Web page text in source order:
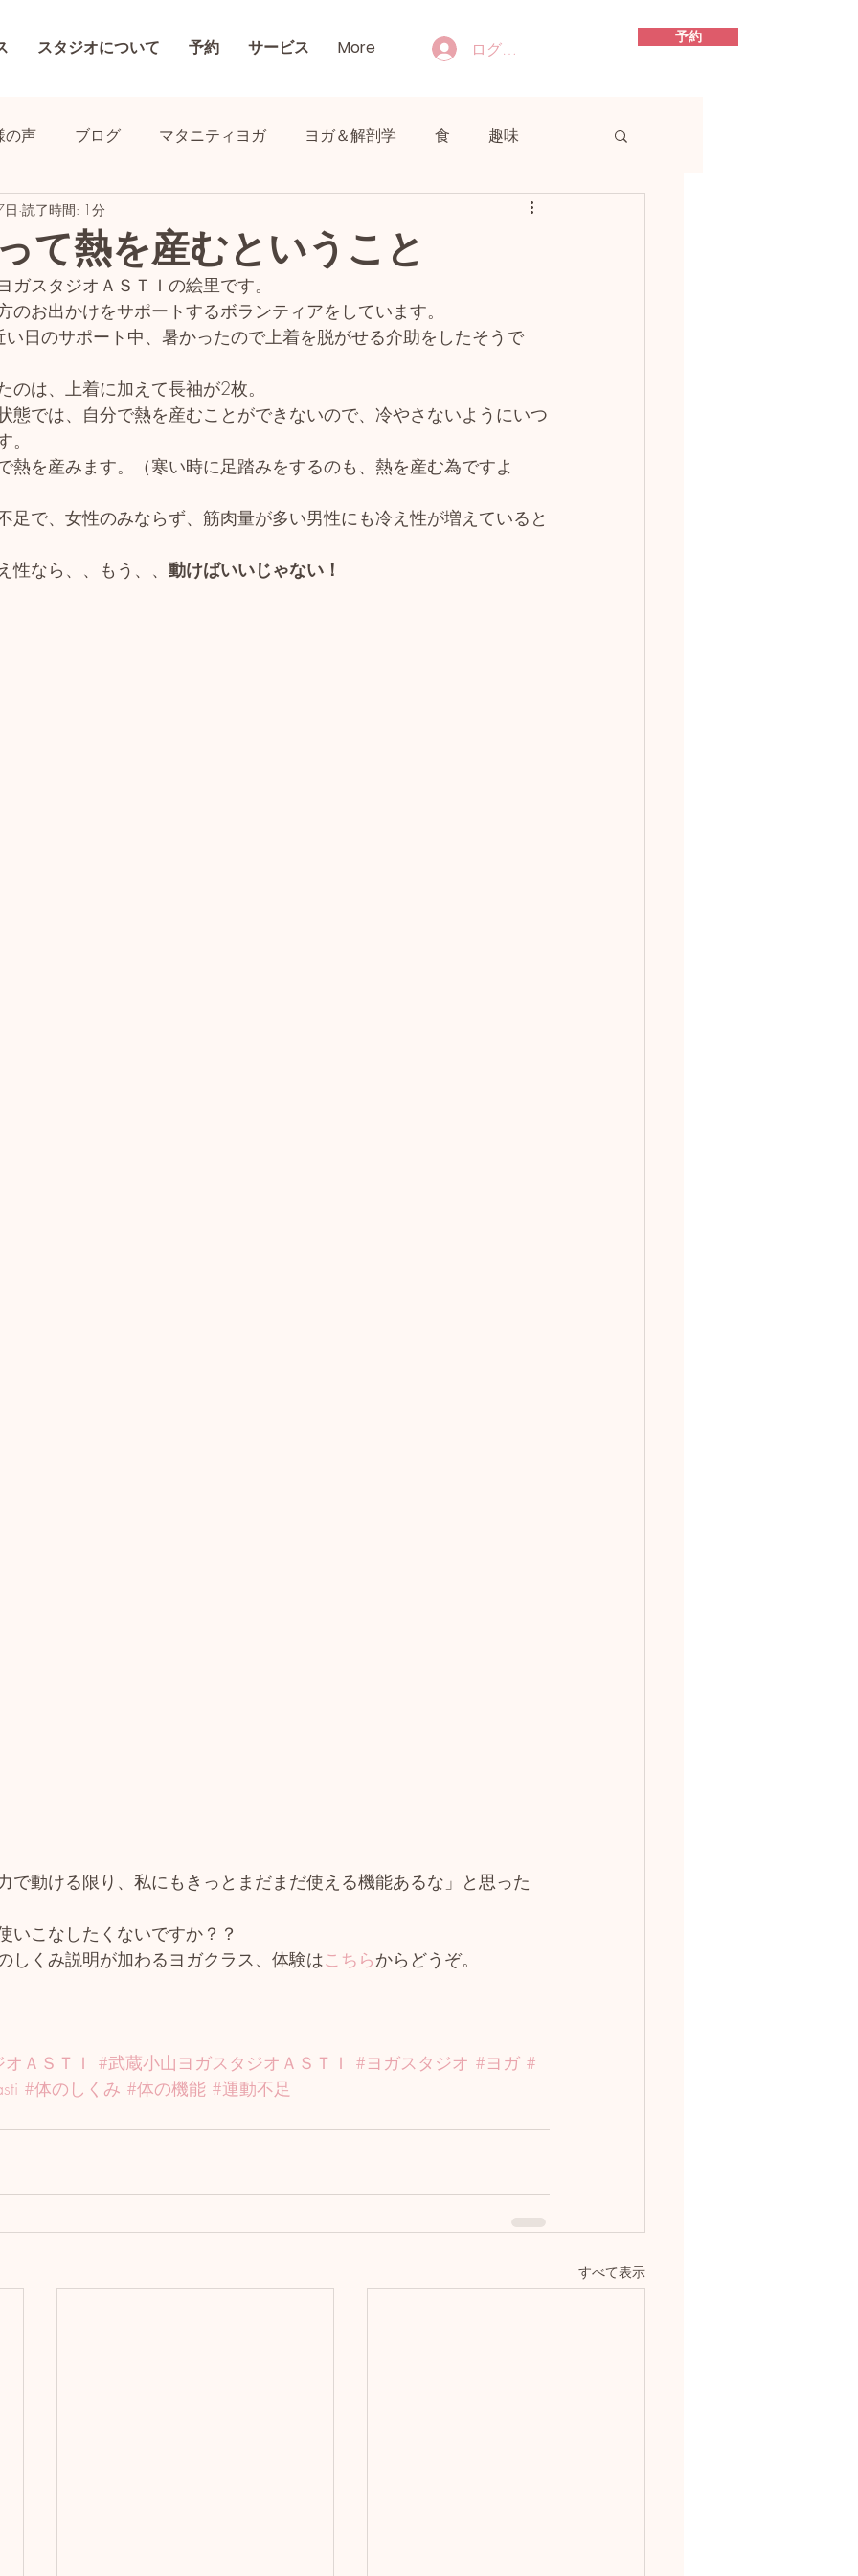
スタジオについて 予約 サービス More ログイン
予約
の声 ブログ マタニティヨガ ヨガ＆解剖学 食 趣味
て熱を産むということ
読了時間: 1分
ガスタジオＡＳＴＩの絵里です。
のお出かけをサポートするボランティアをしています。
日のサポート中、暑かったので上着を脱がせる介助をしたそうで
のは、上着に加えて長袖が2枚。
態では、自分で熱を産むことができないので、冷やさないようにいつ
熱を産みます。（寒い時に足踏みをするのも、熱を産む為ですよ
足で、女性のみならず、筋肉量が多い男性にも冷え性が増えていると
なら、、もう、、 動けばいいじゃない！
で動ける限り、私にもきっとまだまだ使える機能あるな」と思った
いこなしたくないですか？？
しくみ説明が加わるヨガクラス、体験はこちらからどうぞ。
ＡＳＴＩ #武蔵小山ヨガスタジオＡＳＴＩ #ヨガスタジオ #ヨガ #
#体のしくみ #体の機能 #運動不足
すべて表示